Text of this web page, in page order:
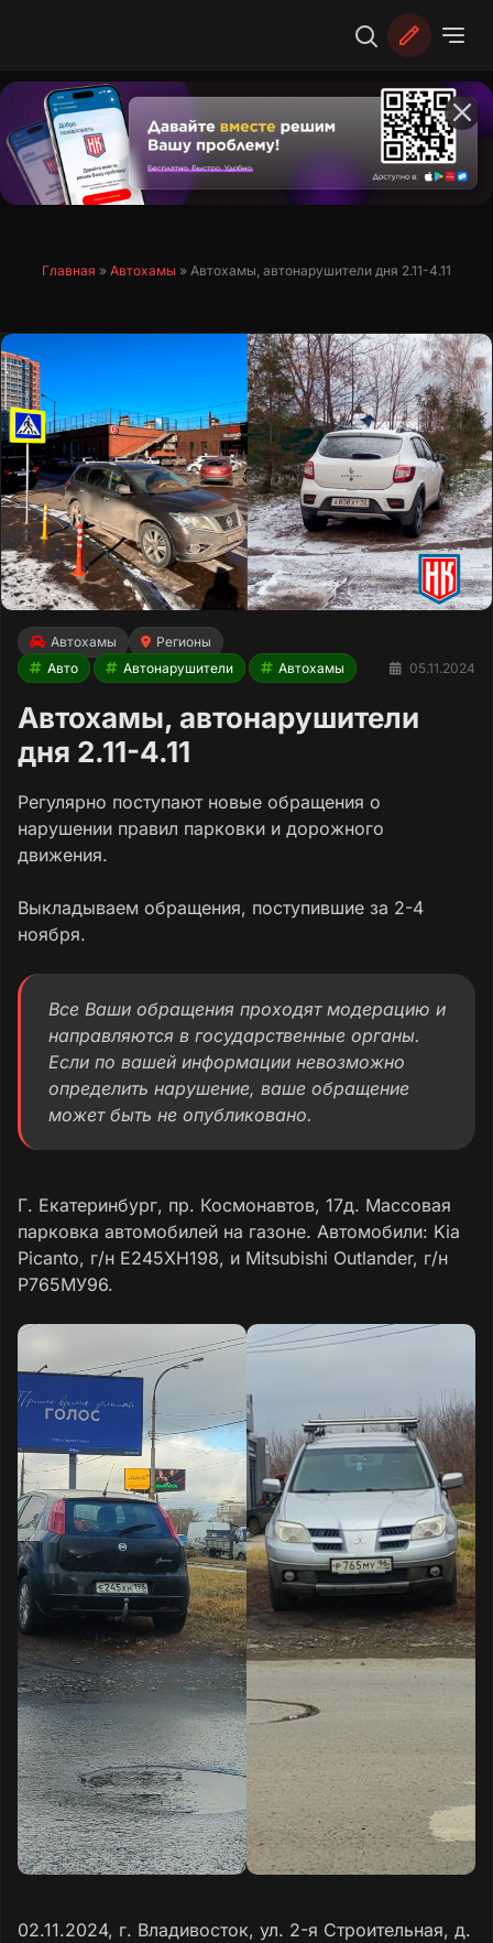
Главная » Автохамы » Автохамы, автонарушители дня 2.11-4.11
Автохамы
Регионы
Авто
Автонарушители Автохамы 05.11.2024
Автохамы, автонарушители
дня 2.11-4.11
Регулярно поступают новые обращения о
нарушении правил парковки и дорожного
движения.
Выкладываем обращения, поступившие за 2-4
ноября.
Все Ваши обращения проходят модерацию и
направляются в государственные органы.
Если по вашей информации невозможно
определить нарушение, ваше обращение
может быть не опубликовано.
Г. Екатеринбург, пр. Космонавтов, 17д. Массовая
парковка автомобилей на газоне. Автомобили: Kia
Picanto, г/н Е245ХН198, и Mitsubishi Outlander, г/н
Р765МУ96.
02.11.2024, г. Владивосток, ул. 2-я Строительная, д.